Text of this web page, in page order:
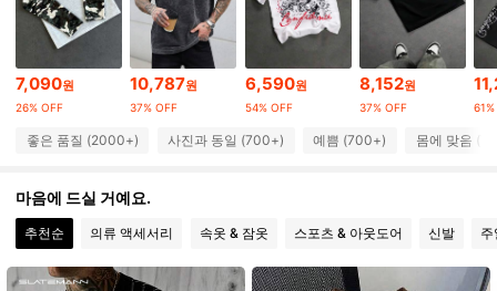
4.72 25K 팔로워
4.72
4.72
7,090원
26% OFF
10,787원
37% OFF
6,590원
54% OFF
8,152원
37% OFF
좋은 품질 (2000+) 사진과 동일 (700+) 예쁨 (700+) 몸에 맞음
마음에 드실 거예요.
추천순 의류 액세서리 속옷 & 잠옷 스포츠 & 아웃도어 신발